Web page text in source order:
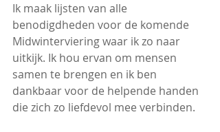
Ik maak lijsten van alle
benodigdheden voor de komende
Midwinterviering waar ik zo naar
uitkijk. Ik hou ervan om mensen
samen te brengen en ik ben
dankbaar voor de helpende handen
die zich zo liefdevol mee verbinden.